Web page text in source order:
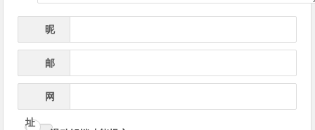
昵
邮
网
址